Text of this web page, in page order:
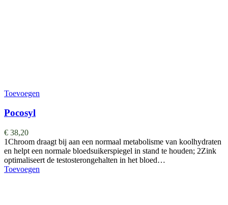
Toevoegen
Pocosyl
€ 38,20
1Chroom draagt bij aan een normaal metabolisme van koolhydraten
en helpt een normale bloedsuikerspiegel in stand te houden; 2Zink
optimaliseert de testosterongehalten in het bloed…
Toevoegen